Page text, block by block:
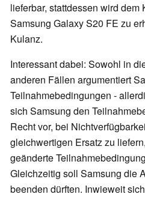
lieferbar, stattdessen wird dem
Samsung Galaxy S20 FE zu
Kulanz.
Interessant dabei: Sowohl in
anderen Fällen argumentiert
Teilnahmebedingungen -
sich Samsung den
Recht vor, bei
gleichwertigen Ersatz zu
geänderte
Gleichzeitig soll Samsung die
beenden dürften. Inwieweit